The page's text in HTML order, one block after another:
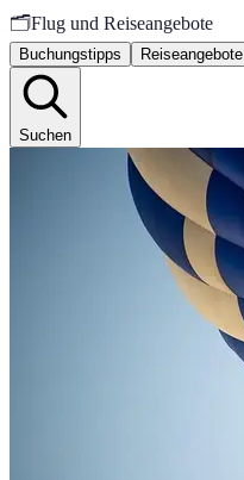
🗂️Flug und Reiseangebote
Buchungstipps Reiseangebote
Suchen